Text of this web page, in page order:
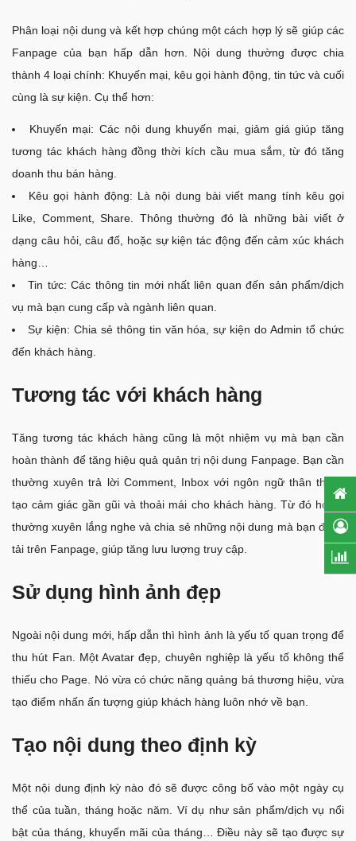
Phân loại nội dung và kết hợp chúng một cách hợp lý sẽ giúp các
Fanpage của bạn hấp dẫn hơn. Nội dung thường được chia
thành 4 loại chính: Khuyến mại, kêu gọi hành động, tin tức và cuối
cùng là sự kiện. Cụ thể hơn:
Khuyến mại: Các nội dung khuyến mại, giảm giá giúp tăng
tương tác khách hàng đồng thời kích cầu mua sắm, từ đó tăng
doanh thu bán hàng.
Kêu gọi hành động: Là nội dung bài viết mang tính kêu gọi
Like, Comment, Share. Thông thường đó là những bài viết ở
dạng câu hỏi, câu đố, hoặc sự kiện tác động đến cảm xúc khách
hàng…
Tin tức: Các thông tin mới nhất liên quan đến sản phẩm/dịch
vụ mà bạn cung cấp và ngành liên quan.
Sự kiện: Chia sẻ thông tin văn hóa, sự kiện do Admin tổ chức
đến khách hàng.
Tương tác với khách hàng
Tăng tương tác khách hàng cũng là một nhiệm vụ mà bạn cần
hoàn thành để tăng hiệu quả quản trị nội dung Fanpage. Bạn cần
thường xuyên trả lời Comment, Inbox với ngôn ngữ thân thiện,
tạo cảm giác gần gũi và thoải mái cho khách hàng. Từ đó họ sẽ
thường xuyên lắng nghe và chia sẻ những nội dung mà bạn đăng
tải trên Fanpage, giúp tăng lưu lượng truy cập.
Sử dụng hình ảnh đẹp
Ngoài nội dung mới, hấp dẫn thì hình ảnh là yếu tố quan trọng để
thu hút Fan. Một Avatar đẹp, chuyên nghiệp là yếu tố không thể
thiếu cho Page. Nó vừa có chức năng quảng bá thương hiệu, vừa
tạo điểm nhấn ấn tượng giúp khách hàng luôn nhớ về bạn.
Tạo nội dung theo định kỳ
Một nội dung định kỳ nào đó sẽ được công bố vào một ngày cụ
thể của tuần, tháng hoặc năm. Ví dụ như sản phẩm/dịch vụ nổi
bật của tháng, khuyến mãi của tháng… Điều này sẽ tạo được sự